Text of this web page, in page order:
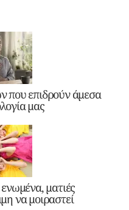
που επιδρούν άμεσα
μας
ματιές
να μοιραστεί